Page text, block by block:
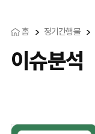
홈 정기간행물
이슈분석